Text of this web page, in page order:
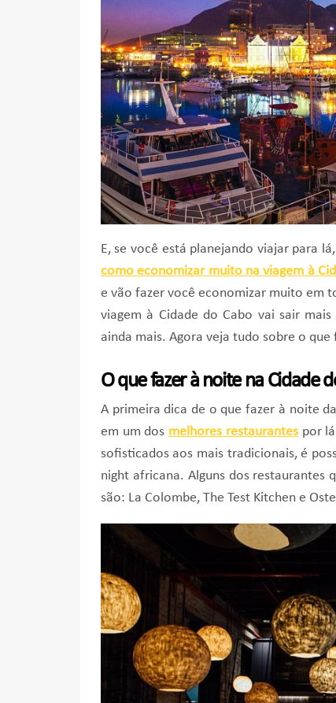
E, se você está planejando viajar para
como economizar muito na viagem à
e vão fazer você economizar muito em
viagem à Cidade do Cabo vai sair
ainda mais. Agora veja tudo sobre o que
O que fazer à noite na Cidade
A primeira dica de o que fazer à noite
em um dos melhores restaurantespor
sofisticados aos mais tradicionais, é
night africana. Alguns dos restaurantes
são: La Colombe, The Test Kitchen e